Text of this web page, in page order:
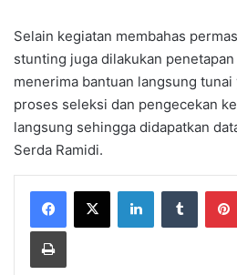
Selain kegiatan membahas
stunting juga dilakukan
menerima bantuan langsung
proses seleksi dan pengecekan
langsung sehingga didapatkan
Serda Ramidi.
LinkedInTumblr
Print